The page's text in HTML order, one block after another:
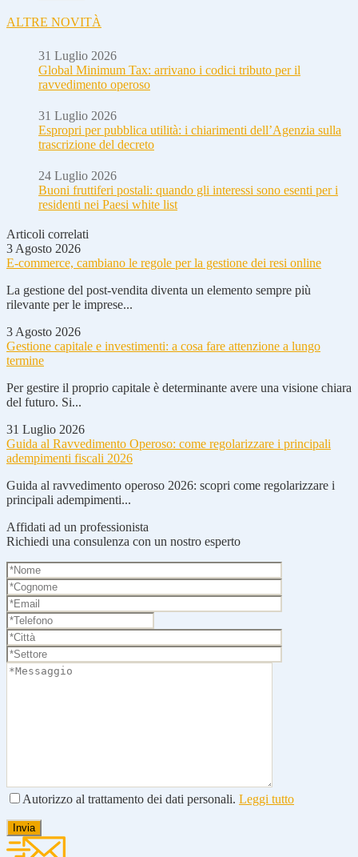
ALTRE NOVITÀ
31 Luglio 2026
Global Minimum Tax: arrivano i codici tributo per il
ravvedimento operoso
31 Luglio 2026
Espropri per pubblica utilità: i chiarimenti dell’Agenzia sulla
trascrizione del decreto
24 Luglio 2026
Buoni fruttiferi postali: quando gli interessi sono esenti per i
residenti nei Paesi white list
Articoli correlati
3 Agosto 2026
E-commerce, cambiano le regole per la gestione dei resi online
La gestione del post-vendita diventa un elemento sempre più
rilevante per le imprese...
3 Agosto 2026
Gestione capitale e investimenti: a cosa fare attenzione a lungo
termine
Per gestire il proprio capitale è determinante avere una visione chiara
del futuro. Si...
31 Luglio 2026
Guida al Ravvedimento Operoso: come regolarizzare i principali
adempimenti fiscali 2026
Guida al ravvedimento operoso 2026: scopri come regolarizzare i
principali adempimenti...
Affidati ad un professionista
Richiedi una consulenza con un nostro esperto
Autorizzo al trattamento dei dati personali. Leggi tutto